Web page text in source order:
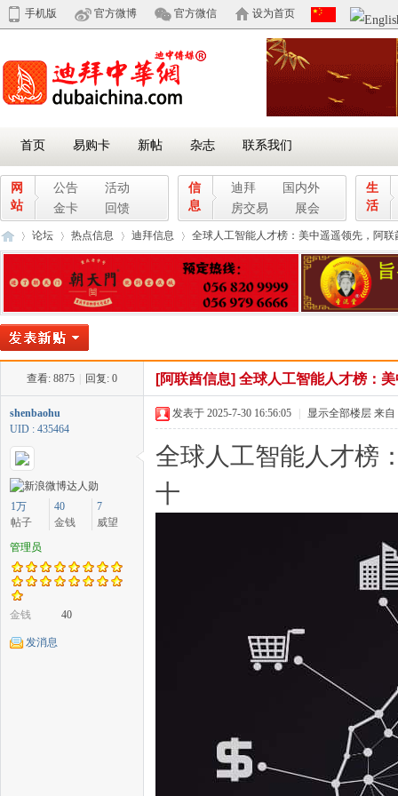
手机版 官方微博 官方微信 设为首页
首页 易购卡 新帖 杂志 联系我们
网
站
公告
活动
金卡
回馈
信
息
迪拜
国内外
房交易
展会
生
活
迪
中
»
论坛
›
热点信息
›
迪拜信息
›
全球人工智能人才榜：美中遥遥领先，阿联
查看: 8875 回复: 0 [阿联酋信息] 全球人工智能人才榜：
shenbaohu
UID : 435464
1万
帖子
40
金钱
7
威望
管理员
金钱 40
发消息
发表于 2025-7-30 16:56:05 显示全部楼层 来自
全球人工智能人才榜
十